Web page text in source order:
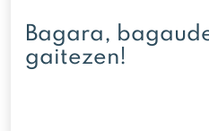
Bagara,
gaitezen!